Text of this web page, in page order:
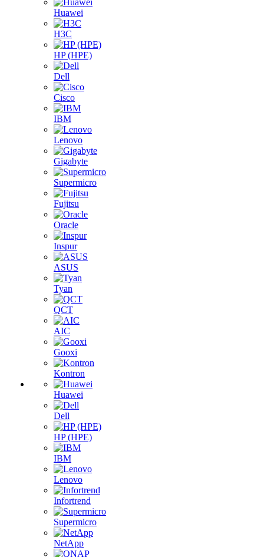
Huawei
H3C
HP (HPE)
Dell
Cisco
IBM
Lenovo
Gigabyte
Supermicro
Fujitsu
Oracle
Inspur
ASUS
Tyan
QCT
AIC
Gooxi
Kontron
Huawei
Dell
HP (HPE)
IBM
Lenovo
Infortrend
Supermicro
NetApp